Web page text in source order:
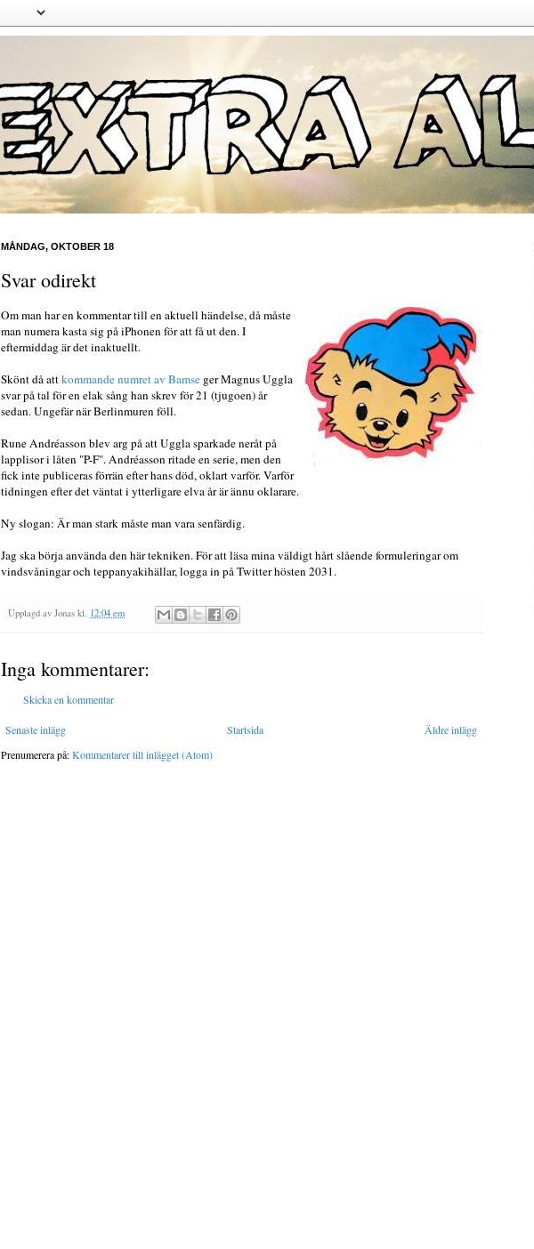
MÅNDAG, OKTOBER 18
Svar odirekt
Om man har en kommentar till en aktuell händelse, då måste
man numera kasta sig på iPhonen för att få ut den. I
eftermiddag är det inaktuellt.
Skönt då attkommande numret av Bamse ger Magnus Uggla
svar på tal för en elak sång han skrev för 21 (tjugoen) år
sedan. Ungefär när Berlinmuren föll.
Rune Andréasson blev arg på att Uggla sparkade neråt på
lapplisor i låten "P-F". Andréasson ritade en serie, men den
fick inte publiceras förrän efter hans död, oklart varför. Varför
tidningen efter det väntat i ytterligare elva år är ännu oklarare.
Ny slogan: Är man stark måste man vara senfärdig.
Jag ska börja använda den här tekniken. För att läsa mina väldigt hårt slående formuleringar om
vindsvåningar och teppanyakihällar, logga in på Twitter hösten 2031.
Upplagd av Jonas kl. 12:04 em
Inga kommentarer:
Skicka en kommentar
Senaste inlägg Äldre inlägg
Startsida
Prenumerera på:Kommentarer till inlägget (Atom)